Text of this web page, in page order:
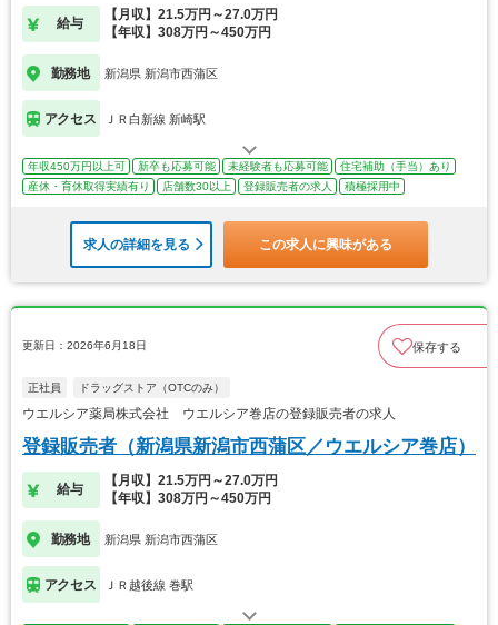
給与
【月収】21.5万円～27.0万円
【年収】308万円～450万円
勤務地 新潟県 新潟市西蒲区
アクセス ＪＲ白新線 新崎駅
年収450万円以上可 新卒も応募可能 未経験者も応募可能
住宅補助（手当）あり
産休・育休取得実績有り
店舗数30以上 登録販売者の求人 積極採用中
求人の詳細を見る この求人に興味がある
更新日：2026年6月18日 保存する
正社員 ドラッグストア（OTCのみ）
ウエルシア薬局株式会社 ウエルシア巻店の登録販売者の求人
登録販売者（新潟県新潟市西蒲区／ウエルシア巻店）
給与
【月収】21.5万円～27.0万円
【年収】308万円～450万円
勤務地 新潟県 新潟市西蒲区
アクセス ＪＲ越後線 巻駅